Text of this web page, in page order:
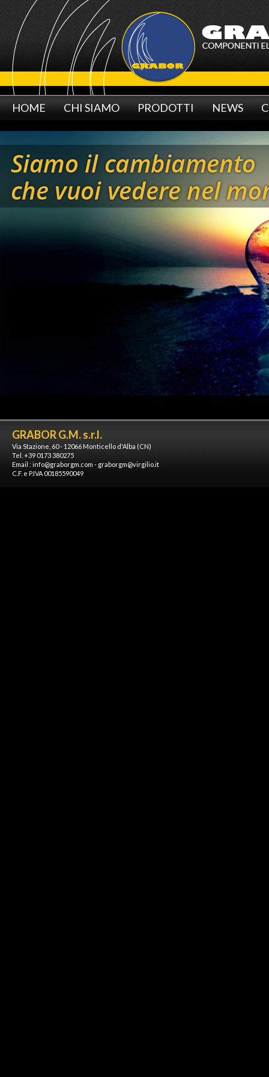
HOME CHI SIAMO PRODOTTI NEWS
GRABOR G.M. s.r.l.
Via Stazione, 60 - 12066 Monticello d'Alba (CN)
Tel. +39 0173 380275
Email : info@graborgm.com - graborgm@virgilio.it
C.F. e P.IVA 00185590049